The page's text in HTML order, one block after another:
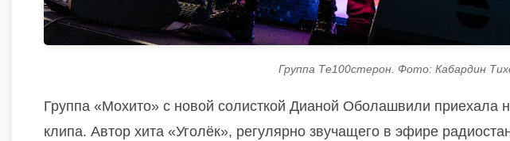
Группа Те100стерон. Фото: Кабардин
Группа «Мохито» с новой солисткой Дианой Оболашвили приехала
клипа. Автор хита «Уголёк», регулярно звучащего в эфире